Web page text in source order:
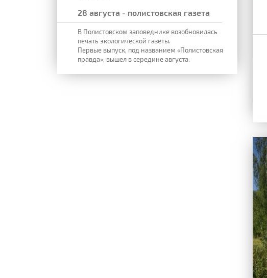
28 августа - полистовская газета
В Полистовском заповеднике возобновилась
печать экологической газеты.
Первые выпуск, под названием «Полистовская
правда», вышел в середине августа.